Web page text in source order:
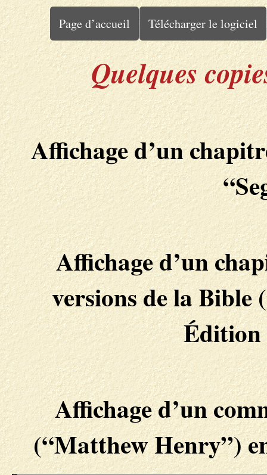
Page d’accueil Télécharger le logiciel
Quelques
Affichage d’un
Affichage d’un
versions de la Bible
Édition
Affichage d’un
(“Matthew Henry”)